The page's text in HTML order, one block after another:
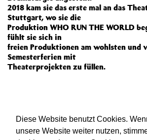
Diese Website benutzt Cookies.
unsere Website weiter nutzen,
2018 kam sie das erste mal an das
Stuttgart, wo sie die
Produktion WHO RUN THE WORLD
fühlt sie sich in
freien Produktionen am wohlsten und
Semesterferien mit
Theaterprojekten zu füllen.
Who run the world: Das
Maria / Die Apokalypse nach Lilith
Antikörper